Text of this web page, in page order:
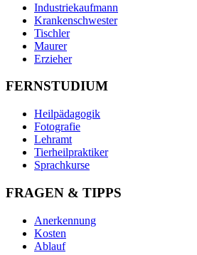
Industriekaufmann
Krankenschwester
Tischler
Maurer
Erzieher
FERNSTUDIUM
Heilpädagogik
Fotografie
Lehramt
Tierheilpraktiker
Sprachkurse
FRAGEN & TIPPS
Anerkennung
Kosten
Ablauf